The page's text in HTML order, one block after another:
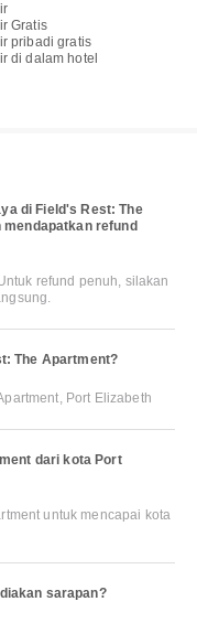
Gratis
pribadi gratis
di dalam hotel
di Field's Rest: The
refund
refund penuh, silakan
The Apartment?
Port Elizabeth
dari kota Port
untuk mencapai kota
sarapan?